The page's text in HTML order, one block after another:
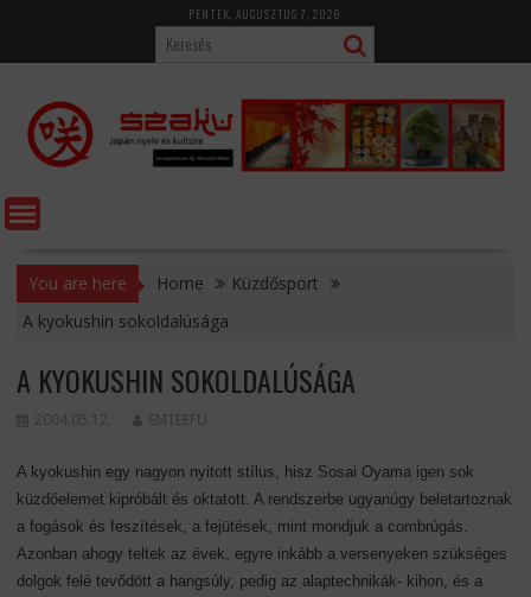
content
PÉNTEK, AUGUSZTUS 7, 2026
You are here Home
Küzdősport
A kyokushin sokoldalúsága
A KYOKUSHIN SOKOLDALÚSÁGA
2004.05.12. EMTEEFU
A kyokushin egy nagyon nyitott stílus, hisz Sosai Oyama igen sok
küzdőelemet kipróbált és oktatott. A rendszerbe ugyanúgy beletartoznak
a fogások és feszítések, a fejütések, mint mondjuk a combrúgás.
Azonban ahogy teltek az évek, egyre inkább a versenyeken szükséges
dolgok felé tevődött a hangsúly, pedig az alaptechnikák- kihon, és a